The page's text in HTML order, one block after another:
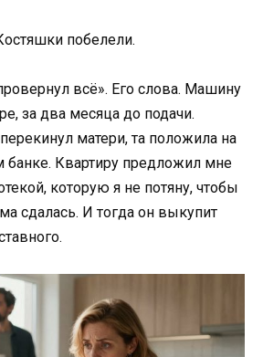
побелели.
всё». Его слова. Машину
за два месяца до подачи.
матери, та положила на
банке. Квартиру предложил мне
которую я не потяну, чтобы
сдалась. И тогда он выкупит